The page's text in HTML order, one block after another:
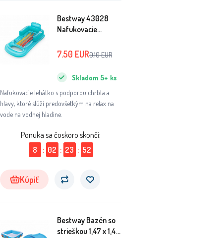
Bestway 43028
Nafukovacie
operadlom
Nafukovacie lehátko s podporou chrbta a
hlavy, ktoré slúži predovšetkým na relax na
vode na vodnej hladine.
Skladom 5+ ks
7.50 EUR9.10EUR
Ponuka sa čoskoro skončí:
8
: 02 : 23 : 51
Kúpiť
Bestway Bazén so
strieškou 1,47 x 1,47